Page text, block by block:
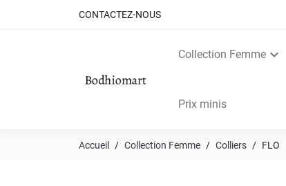
CONTACTEZ-NOUS
Collection Femme
Prix minis
Accueil Collection Femme Colliers FLO